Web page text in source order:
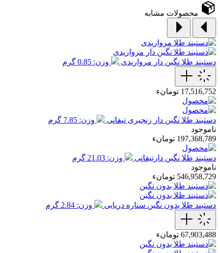
محصولات مشابه
دستبند طلا نگین دار مرواریدی وزن: 0.85 گرم
17,516,752 تومانء
دستبند طلا نگین دار زنجیری تیفانی
وزن: 7.85 گرم
ناموجود
197,368,789 تومانء
دستبند طلا نگین دارتیفانی
وزن: 21.03 گرم
ناموجود
546,958,729 تومانء
دستبند طلا بدون نگین ستاره دریایی وزن: 2.84 گرم
67,903,488 تومانء